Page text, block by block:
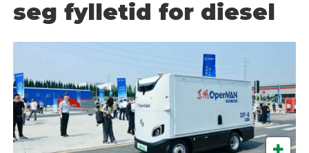
seg fylletid for diesel